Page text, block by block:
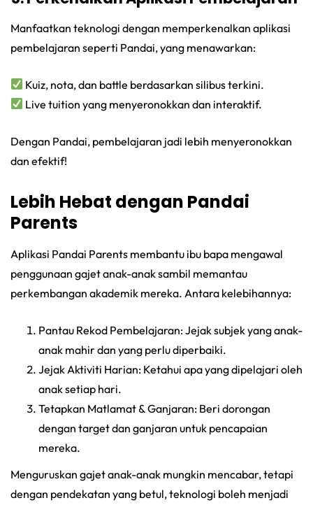
Manfaatkan teknologi dengan memperkenalkan aplikasi
pembelajaran seperti Pandai, yang menawarkan:
Kuiz, nota, dan battle berdasarkan silibus terkini.
Live tuition yang menyeronokkan dan interaktif.
Dengan Pandai, pembelajaran jadi lebih menyeronokkan
dan efektif!
Lebih Hebat dengan Pandai
Parents
Aplikasi Pandai Parents membantu ibu bapa mengawal
penggunaan gajet anak-anak sambil memantau
perkembangan akademik mereka. Antara kelebihannya:
Pantau Rekod Pembelajaran: Jejak subjek yang anak-
anak mahir dan yang perlu diperbaiki.
Jejak Aktiviti Harian: Ketahui apa yang dipelajari oleh
anak setiap hari.
Tetapkan Matlamat & Ganjaran: Beri dorongan
dengan target dan ganjaran untuk pencapaian
mereka.
Menguruskan gajet anak-anak mungkin mencabar, tetapi
dengan pendekatan yang betul, teknologi boleh menjadi